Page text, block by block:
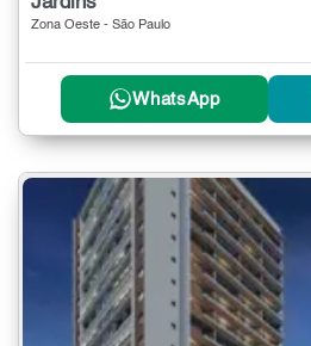
Zona Oeste - São Paulo
WhatsApp